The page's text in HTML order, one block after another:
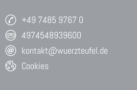
+49 7485 9767 0
4974548939600
kontakt@wuerzteufel.de
Cookies